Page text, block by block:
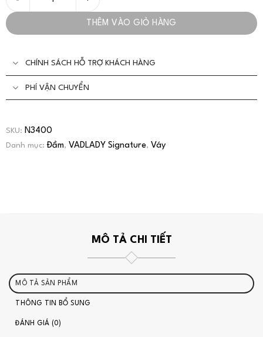
THÊM VÀO GIỎ HÀNG
CHÍNH SÁCH HỖ TRỢ KHÁCH HÀNG
PHÍ VẬN CHUYỂN
SKU: N3400
Danh mục:Đầm, VADLADY Signature, Váy
MÔ TẢ CHI TIẾT
MÔ TẢ SẢN PHẨM
THÔNG TIN BỔ SUNG
ĐÁNH GIÁ (0)